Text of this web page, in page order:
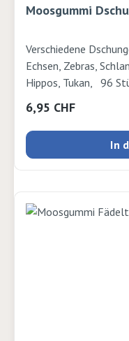
Moosgummi
Verschiedene
Echsen, Zebras,
Hippos, Tukan, 96
Regulärer Preis:
6,95 CHF
In